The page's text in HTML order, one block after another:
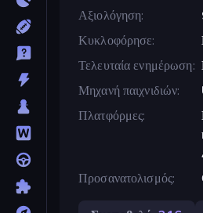
Αξιολόγηση
Κυκλοφόρησε
Τελευταία ενημέρωση
Μηχανή παιχνιδιών
Πλατφόρμες
Προσανατολισμός